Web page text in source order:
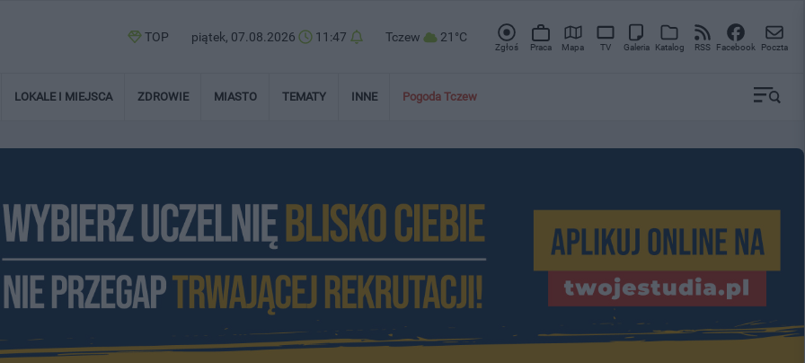
TOP piątek, 07.08.2026 11:47 Tczew 21°C
Zgłoś Praca Mapa TV Galeria Katalog RSS Facebook Poczta
LOKALE I MIEJSCA ZDROWIE MIASTO TEMATY INNE Pogoda Tczew